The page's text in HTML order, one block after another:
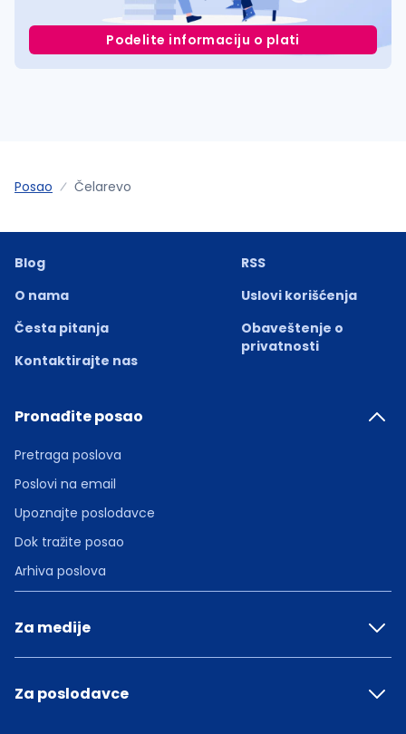
Podelite informaciju o plati
Posao Čelarevo
Blog
O nama
Česta pitanja
Kontaktirajte nas
RSS
Uslovi korišćenja
Obaveštenje o
privatnosti
Pronađite posao
Pretraga poslova
Poslovi na email
Upoznajte poslodavce
Dok tražite posao
Arhiva poslova
Za medije
Za poslodavce